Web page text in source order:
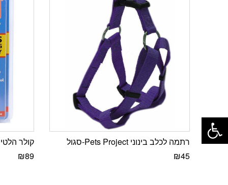
רתמה לכלב בינוני Pets Project-סגול
₪45
קולר
₪89
פתח סרגל נגישות